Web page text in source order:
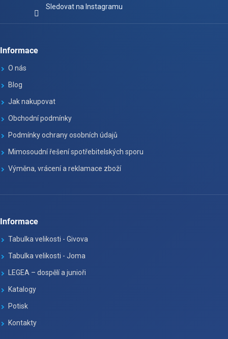
Sledovat na Instagramu
Informace
O nás
Blog
Jak nakupovat
Obchodní podmínky
Podmínky ochrany osobních údajů
Mimosoudní řešení spotřebitelských sporu
Výměna, vrácení a reklamace zboží
Informace
Tabulka velikosti - Givova
Tabulka velikosti - Joma
LEGEA – dospělí a junioři
Katalogy
Potisk
Kontakty